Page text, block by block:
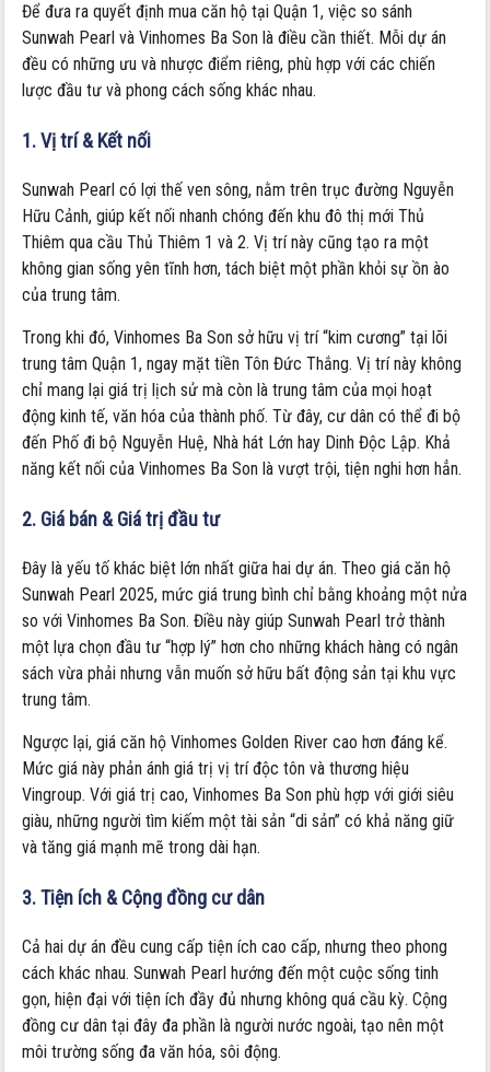
Để đưa ra quyết định mua căn hộ tại Quận 1, việc so sánh
Sunwah Pearl và Vinhomes Ba Son là điều cần thiết. Mỗi dự án
đều có những ưu và nhược điểm riêng, phù hợp với các chiến
lược đầu tư và phong cách sống khác nhau.
1. Vị trí & Kết nối
Sunwah Pearl có lợi thế ven sông, nằm trên trục đường Nguyễn
Hữu Cảnh, giúp kết nối nhanh chóng đến khu đô thị mới Thủ
Thiêm qua cầu Thủ Thiêm 1 và 2. Vị trí này cũng tạo ra một
không gian sống yên tĩnh hơn, tách biệt một phần khỏi sự ồn ào
của trung tâm.
Trong khi đó, Vinhomes Ba Son sở hữu vị trí “kim cương” tại lõi
trung tâm Quận 1, ngay mặt tiền Tôn Đức Thắng. Vị trí này không
chỉ mang lại giá trị lịch sử mà còn là trung tâm của mọi hoạt
động kinh tế, văn hóa của thành phố. Từ đây, cư dân có thể đi bộ
đến Phố đi bộ Nguyễn Huệ, Nhà hát Lớn hay Dinh Độc Lập. Khả
năng kết nối của Vinhomes Ba Son là vượt trội, tiện nghi hơn hẳn.
2. Giá bán & Giá trị đầu tư
Đây là yếu tố khác biệt lớn nhất giữa hai dự án. Theo giá căn hộ
Sunwah Pearl 2025, mức giá trung bình chỉ bằng khoảng một nửa
so với Vinhomes Ba Son. Điều này giúp Sunwah Pearl trở thành
một lựa chọn đầu tư “hợp lý” hơn cho những khách hàng có ngân
sách vừa phải nhưng vẫn muốn sở hữu bất động sản tại khu vực
trung tâm.
Ngược lại, giá căn hộ Vinhomes Golden River cao hơn đáng kể.
Mức giá này phản ánh giá trị vị trí độc tôn và thương hiệu
Vingroup. Với giá trị cao, Vinhomes Ba Son phù hợp với giới siêu
giàu, những người tìm kiếm một tài sản “di sản” có khả năng giữ
và tăng giá mạnh mẽ trong dài hạn.
3. Tiện ích & Cộng đồng cư dân
Cả hai dự án đều cung cấp tiện ích cao cấp, nhưng theo phong
cách khác nhau. Sunwah Pearl hướng đến một cuộc sống tinh
gọn, hiện đại với tiện ích đầy đủ nhưng không quá cầu kỳ. Cộng
đồng cư dân tại đây đa phần là người nước ngoài, tạo nên một
môi trường sống đa văn hóa, sôi động.